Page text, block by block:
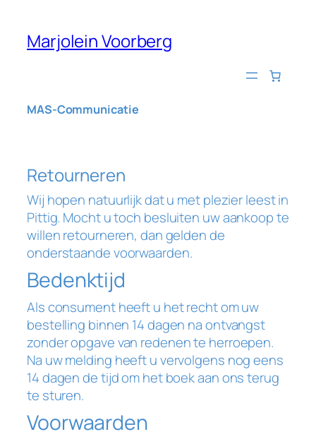
naarMarjolein Voorberg
MAS-Communicatie
Retourneren
Wij hopen natuurlijk dat u met plezier leest in
Pittig. Mocht u toch besluiten uw aankoop te
willen retourneren, dan gelden de
onderstaande voorwaarden.
Bedenktijd
Als consument heeft u het recht om uw
bestelling binnen 14 dagen na ontvangst
zonder opgave van redenen te herroepen.
Na uw melding heeft u vervolgens nog eens
14 dagen de tijd om het boek aan ons terug
te sturen.
Voorwaarden